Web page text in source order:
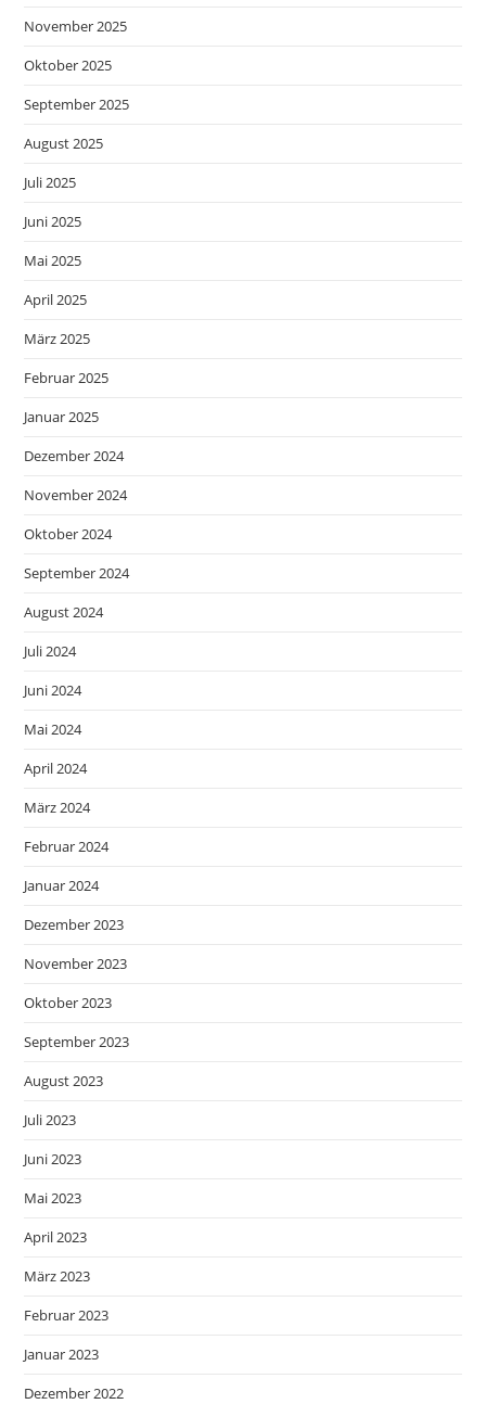
November 2025
Oktober 2025
September 2025
August 2025
Juli 2025
Juni 2025
Mai 2025
April 2025
März 2025
Februar 2025
Januar 2025
Dezember 2024
November 2024
Oktober 2024
September 2024
August 2024
Juli 2024
Juni 2024
Mai 2024
April 2024
März 2024
Februar 2024
Januar 2024
Dezember 2023
November 2023
Oktober 2023
September 2023
August 2023
Juli 2023
Juni 2023
Mai 2023
April 2023
März 2023
Februar 2023
Januar 2023
Dezember 2022